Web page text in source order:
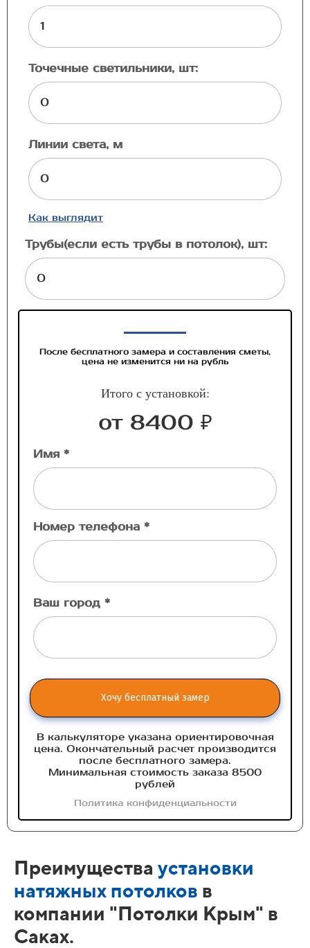
Точечные светильники, шт:
Линии света, м
Как выглядит
Трубы(если есть трубы в потолок), шт:
После бесплатного замера и составления сметы,
цена не изменится ни на рубль
Итого с установкой:
от 8400 ₽
Имя *
Номер телефона *
Ваш город *
Хочу бесплатный замер
В калькуляторе указана ориентировочная
цена. Окончательный расчет производится
после бесплатного замера.
Минимальная стоимость заказа 8500
рублей
Политика конфиденциальности
Преимущества установки
натяжных потолков в
компании "Потолки Крым" в
Саках.